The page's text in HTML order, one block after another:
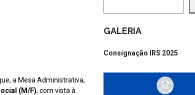
a Mesa Administrativa,
(M/F), com vista à
GALERIA
Consignação IRS 2025